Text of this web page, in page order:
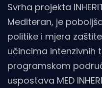
Svrha projekta
Mediteran, je
politike i mjera
učincima intenzivnih
programskom
uspostava MED